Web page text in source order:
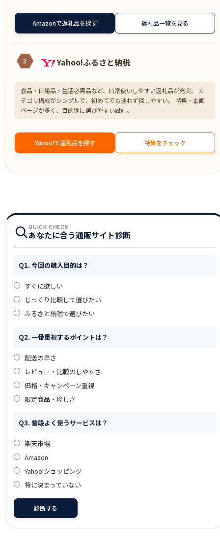
Amazonで返礼品を探す 返礼品一覧を見る
3 Yahoo!ふるさと納税
食品・日用品・生活必需品など、日常使いしやすい返礼品が充実。 カ
テゴリ構成がシンプルで、初めてでも迷わず探しやすい。 特集・企画
ページが多く、目的別に選びやすい設計。
Yahoo!で返礼品を探す 特集をチェック
QUICK CHECK
あなたに合う通販サイト診断
Q1. 今回の購入目的は？
すぐに欲しい
じっくり比較して選びたい
ふるさと納税で選びたい
Q2. 一番重視するポイントは？
配送の早さ
レビュー・比較のしやすさ
価格・キャンペーン重視
限定商品・珍しさ
Q3. 普段よく使うサービスは？
楽天市場
Amazon
Yahoo!ショッピング
特に決まっていない
診断する